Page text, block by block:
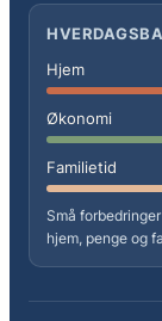
Hjem
Økonomi
Familietid
Små
hjem, penge og